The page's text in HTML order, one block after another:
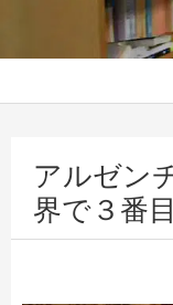
アルゼン
界で３番